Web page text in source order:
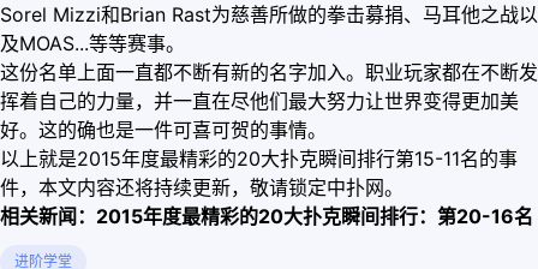
Sorel Mizzi和Brian Rast为慈善所做的拳击募捐、马耳他之战以
及MOAS...等等赛事。
这份名单上面一直都不断有新的名字加入。职业玩家都在不断发
挥着自己的力量，并一直在尽他们最大努力让世界变得更加美
好。这的确也是一件可喜可贺的事情。
以上就是2015年度最精彩的20大扑克瞬间排行第15-11名的事
件，本文内容还将持续更新，敬请锁定中扑网。
相关新闻：2015年度最精彩的20大扑克瞬间排行：第20-16名
进阶学堂